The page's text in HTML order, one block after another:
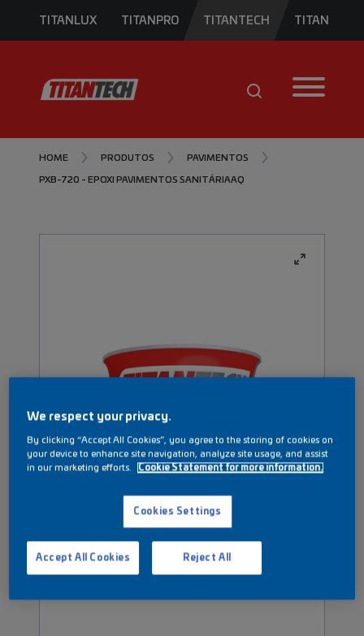
TITANLUX TITANPRO TITANTECH TITAN
HOME PRODUTOS PAVIMENTOS
PXB-720 - EPOXI PAVIMENTOS SANITÁRIA AQ
We respect your privacy.
By clicking “Accept All Cookies”, you agree to the storing of cookies on
your device to enhance site navigation, analyze site usage, and assist
in our marketing efforts.
Cookie Statement for more information.
Cookies Settings
Reject All
Accept All Cookies